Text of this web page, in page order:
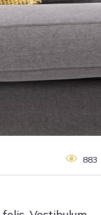
883